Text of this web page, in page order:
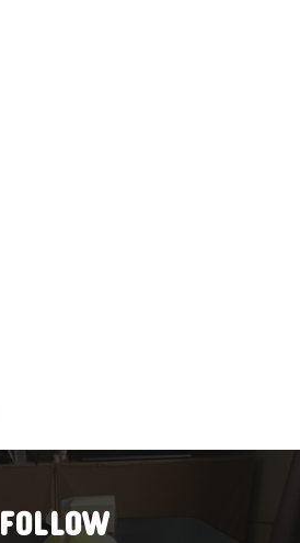
FOLLOW